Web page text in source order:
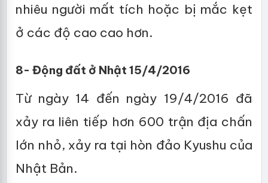
nhiêu người mất tích hoặc bị mắc kẹt
ở các độ cao cao hơn.
8- Động đất ở Nhật 15/4/2016
Từ ngày 14 đến ngày 19/4/2016 đã
xảy ra liên tiếp hơn 600 trận địa chấn
lớn nhỏ, xảy ra tại hòn đảo Kyushu của
Nhật Bản.